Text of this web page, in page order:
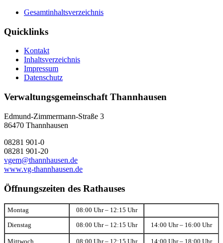
Gesamtinhaltsverzeichnis
Quicklinks
Kontakt
Inhaltsverzeichnis
Impressum
Datenschutz
Verwaltungsgemeinschaft Thannhausen
Edmund-Zimmermann-Straße 3
86470 Thannhausen
08281 901-0
08281 901-20
vgem@thannhausen.de
www.vg-thannhausen.de
Öffnungszeiten des Rathauses
Montag 08:00 Uhr – 12:15 Uhr
Dienstag 08:00 Uhr – 12:15 Uhr 14:00 Uhr – 16:00 Uhr